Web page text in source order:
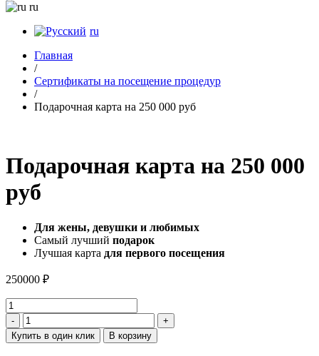
ru
ru
Главная
/
Сертификаты на посещение процедур
/
Подарочная карта на 250 000 руб
Подарочная карта на 250 000
руб
Для жены, девушки и любимых
Самый лучший подарок
Лучшая карта для первого посещения
250000 ₽
Количество
товара
Подарочная
карта
-
+
Купить в один клик
В корзину